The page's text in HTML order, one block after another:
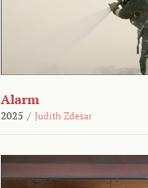
Alarm
2025 / Judith Zdesar